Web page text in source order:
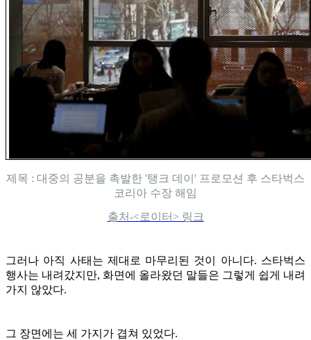
제목 : 대중의 공분을 촉발한 '탱크 데이' 프로모션 후 스타벅스
코리아 수장 해임
출처-<로이터> 링크
그러나 아직 사태는 제대로 마무리된 것이 아니다. 스타벅스
행사는 내려갔지만, 화면에 올라왔던 말들은 그렇게 쉽게 내려
가지 않았다.
그 장면에는 세 가지가 겹쳐 있었다.